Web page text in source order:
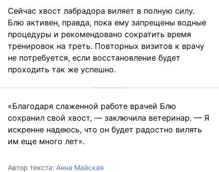
Сейчас хвост лабрадора виляет в полную силу.
Блю активен, правда, пока ему запрещены водные
процедуры и рекомендовано сократить время
тренировок на треть. Повторных визитов к врачу
не потребуется, если восстановление будет
проходить так же успешно.
«Благодаря слаженной работе врачей Блю
сохранил свой хвост, — заключила ветеринар. — Я
искренне надеюсь, что он будет радостно вилять
им еще много лет».
Автор текста: Анна Майская